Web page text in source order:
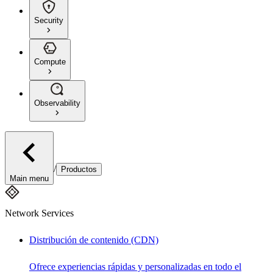
Security
Compute
Observability
Main menu
/ Productos
Network Services
Distribución de contenido (CDN)
Ofrece experiencias rápidas y personalizadas en todo el